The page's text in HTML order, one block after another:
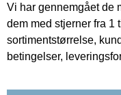
Vi har gennemgået de
dem med stjerner fra 1
sortimentstørrelse,
betingelser,